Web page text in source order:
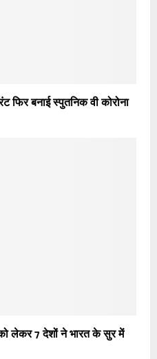
फिर बनाई स्‍पुतनिक वी कोरोना
लेकर 7 देशों ने भारत के सुर में